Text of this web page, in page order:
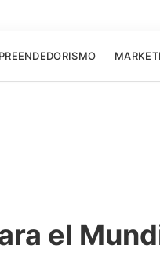
el